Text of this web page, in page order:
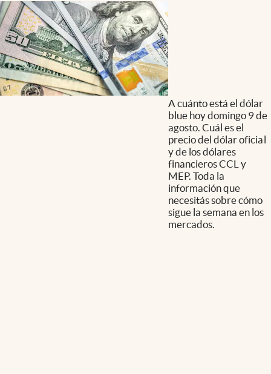
A cuánto está el dólar
blue hoy domingo 9 de
agosto. Cuál es el
precio del dólar oficial
y de los dólares
financieros CCL y
MEP. Toda la
información que
necesitás sobre cómo
sigue la semana en los
mercados.